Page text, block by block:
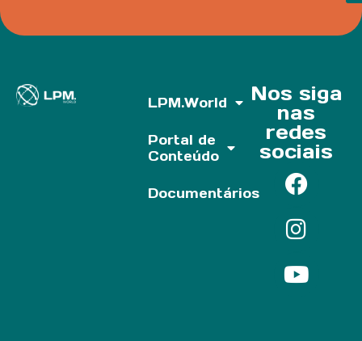
LPM.World
Portal de
Conteúdo
Documentários
Nos siga
nas
redes
sociais